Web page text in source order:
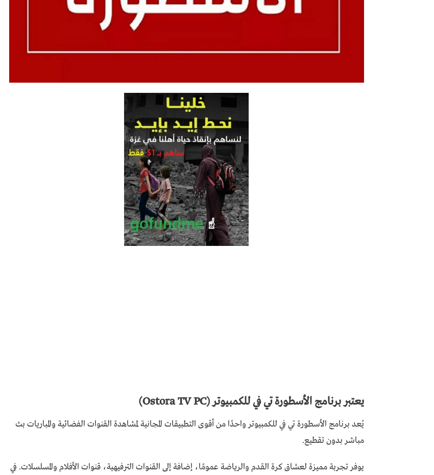
يعتبر برنامج الأسطورة تي في للكمبيوتر (Ostora TV PC)
يُعد برنامج الأسطورة تي في للكمبيوتر واحدًا من أقوى التطبيقات المجانية لمشاهدة القنوات الفضائية والمباريات بث
مباشر بدون تقطيع.
يوفر تجربة مميزة لعشاق كرة القدم والرياضة عمومًا، إضافة إلى القنوات الترفيهية، قنوات الأفلام والمسلسلات. في